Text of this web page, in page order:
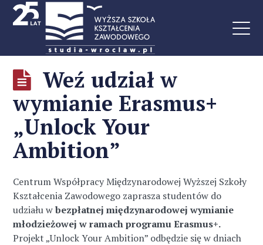
Weź udział w
wymianie Erasmus+
„Unlock Your
Ambition”
Centrum Współpracy Międzynarodowej Wyższej Szkoły
Kształcenia Zawodowego zaprasza studentów do
udziału wbezpłatnej międzynarodowej wymianie
młodzieżowej w ramach programu Erasmus+.
Projekt „Unlock Your Ambition” odbędzie się w dniach